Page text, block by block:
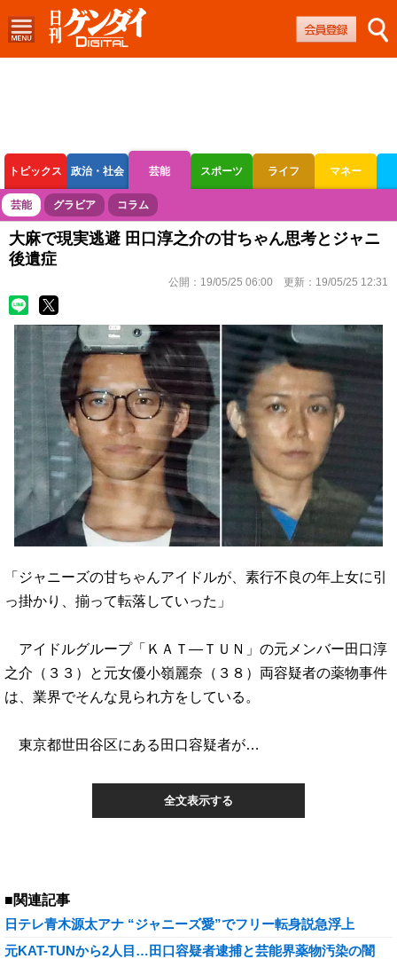
トピックス 政治・社会 芸能 スポーツ ライフ マネー
ボートレース 競輪 オートレース
芸能 グラビア コラム
大麻で現実逃避 田口淳之介の甘ちゃん思考とジャニ
後遺症
公開： 19/05/25 06:00 更新： 19/05/25 12:31
「ジャニーズの甘ちゃんアイドルが、素行不良の年上女に引
っ掛かり、揃って転落していった」
アイドルグループ「ＫＡＴ―ＴＵＮ」の元メンバー田口淳
之介（３３）と元女優小嶺麗奈（３８）両容疑者の薬物事件
は、業界でそんな見られ方をしている。
東京都世田谷区にある田口容疑者が…
全文表示する
■関連記事
日テレ青木源太アナ “ジャニーズ愛”でフリー転身説急浮上
元KAT-TUNから2人目…田口容疑者逮捕と芸能界薬物汚染の闇